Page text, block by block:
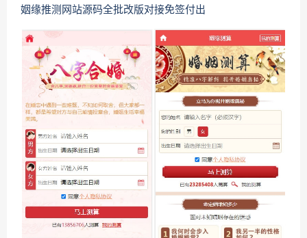
姻缘推测网站源码全批改版对接免签付出